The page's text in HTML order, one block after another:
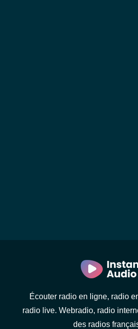
Écouter radio en ligne, radio
radio live. Webradio, radio
des radios